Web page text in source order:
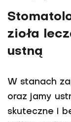
zioła
ustną
W stanach
oraz jamy
skuteczne i